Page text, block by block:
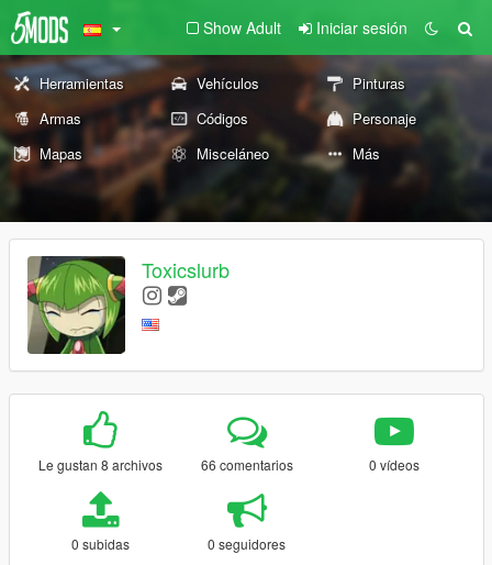
Show Adult Iniciar sesión
Herramientas Vehículos
Pinturas
Armas
Códigos
Personaje
Mapas
Misceláneo Más
Toxicslurb
Le gustan 8 archivos 66 comentarios 0 vídeos
0 subidas 0 seguidores